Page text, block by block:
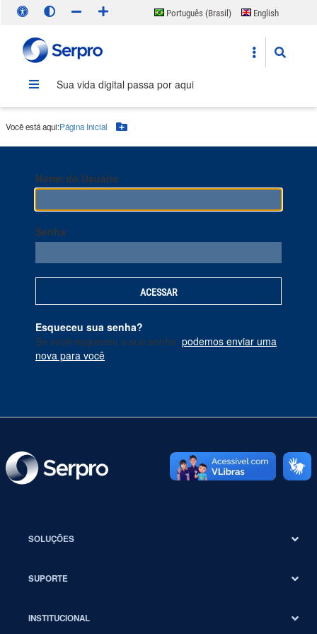
Português (Brasil)
English
Sua vida digital passa por aqui
Você está aqui:Página Inicial Botão Menu
Nome do Usuário
Senha
Esqueceu sua senha?
Se você esqueceu a sua senha, podemos enviar uma
nova para você
SOLUÇÕES
SUPORTE
INSTITUCIONAL